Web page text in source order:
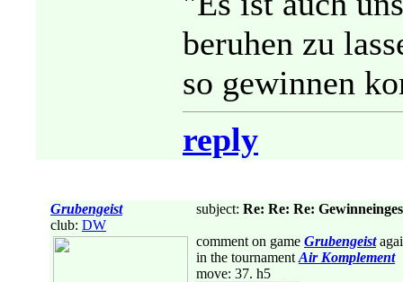
beruhen zu
so gewinnen
reply
Grubengeist
club: DW
subject: Re: Re: Re:
comment on game Grubengeist
in the tournament Air Komplement
move: 37. h5